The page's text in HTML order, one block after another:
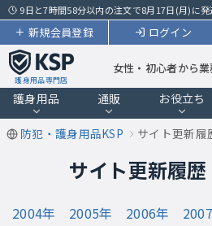
9日と7時間58分以内の注文で8月17日(月)に発
ログイン
新規会員登録
護身用品専門店
女性・初心者から
護身用品 通販 お役立ち
防犯・護身用品KSP サイト更新
サイト更新履
2004年 2005年 2006年